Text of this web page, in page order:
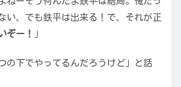
い、でも鉄平は出来る！で、それが正
ぞー！
の下でやってるんだろうけど」と話